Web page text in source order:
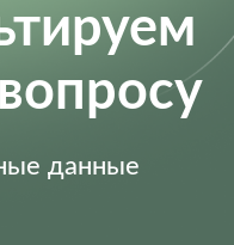
данные